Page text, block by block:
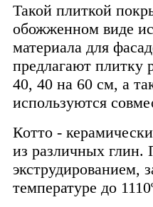
Такой плиткой
обожженном виде
материала для
предлагают плитку
40, 40 на 60 см, а
используются
Котто -
из различных
экструдированием,
температуре до